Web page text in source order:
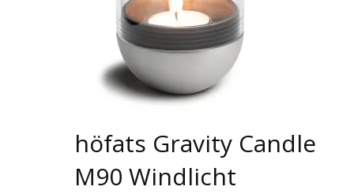
höfats Gravity Candle
M90 Windlicht